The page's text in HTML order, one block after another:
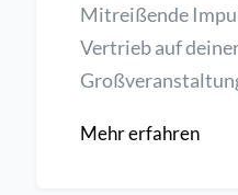
Mitreißende
Vertrieb auf
Mehr erfahren